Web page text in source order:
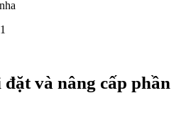
và nâng cấp phần